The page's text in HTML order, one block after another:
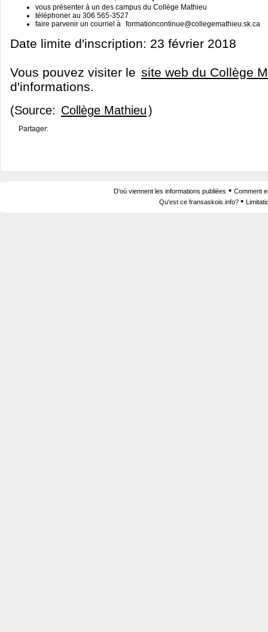
vous présenter à un des campus du Collège Mathieu
téléphoner au 306 565-3527
faire parvenir un courriel à formationcontinue@collegemathieu.sk.ca
Date limite d'inscription: 23 février 2018
Vous pouvez visiter le site web du Collège
d'informations.
(Source: Collège Mathieu)
Partager:
D'où viennent les informations publiées • Comment
Qu'est ce fransaskois.info? •